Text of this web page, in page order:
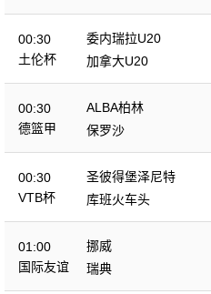
00:30
土伦杯
委内瑞拉U20
加拿大U20
00:30
德篮甲
ALBA柏林
保罗沙
00:30
VTB杯
圣彼得堡泽尼特
库班火车头
01:00
国际友谊
挪威
瑞典